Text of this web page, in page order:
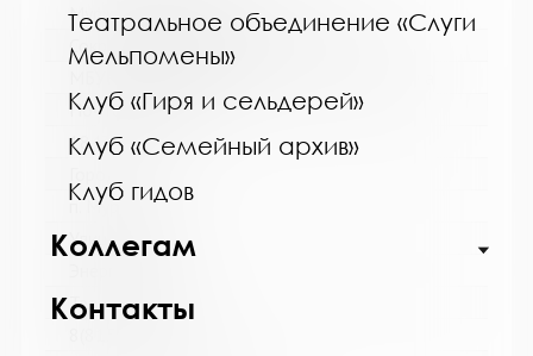
Театральное объединение «Слуги
Мельпомены»
Клуб «Гиря и сельдерей»
Клуб «Семейный архив»
Клуб гидов
Коллегам
Контакты
Мурмашинская городская библиотека
Сокращенное название:
Почтовый индекс:
184355
п. Мурмаши
Улица, дом:
Телефон: